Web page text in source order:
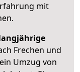
mit
.
Frechen und
Umzug von